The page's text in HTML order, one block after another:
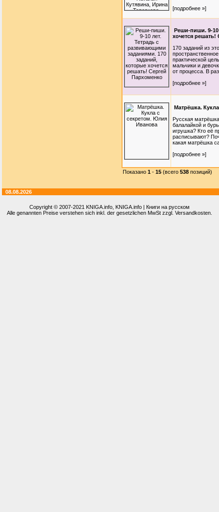
[подробнее »]
Реши-пиши. 9-10
хочется решать!
170 заданий из
практической
мальчики и
от процесса. В
[подробнее »]
Матрёшка.
Русская
балалайкой и
игрушка? Кто её
расписывают?
какая матрёшка
[подробнее »]
Показано 1 - 15 (всего 538 позиций)
08.08.2026
Copyright © 2007-2021 KNIGA.info , KNIGA.info | Книги на русском
Alle genannten Preise verstehen sich inkl. der gesetzlichen MwSt zzgl. Versandkosten.